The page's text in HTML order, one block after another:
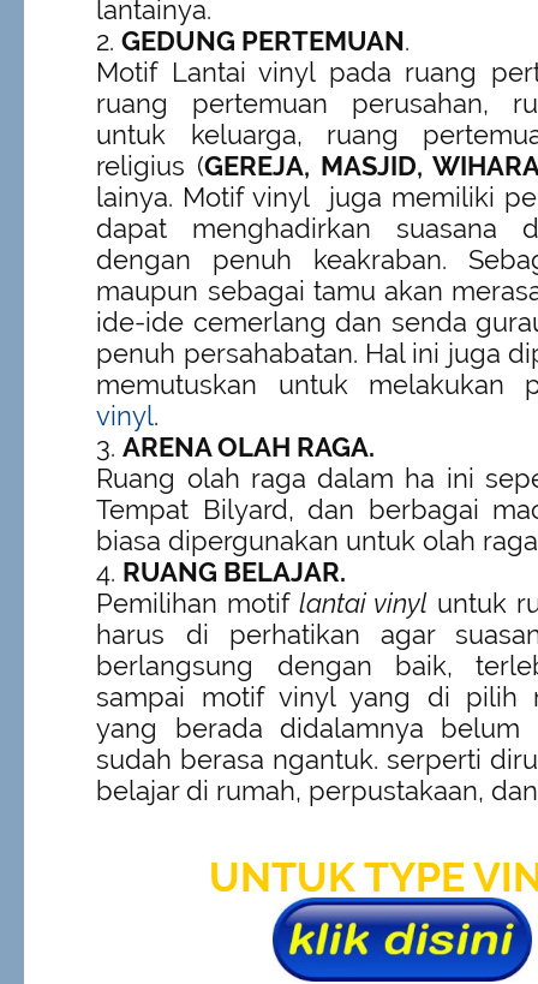
lantainya.
GEDUNG PERTEMUAN .
Motif Lantai vinyl pada ruang
ruang pertemuan perusahan,
untuk keluarga, ruang
religius (GEREJA, MASJID,
lainya. Motif vinyl juga memiliki
dapat menghadirkan suasana
dengan penuh keakraban.
maupun sebagai tamu akan
ide-ide cemerlang dan senda
penuh persahabatan. Hal ini juga
memutuskan untuk melakukan
vinyl.
ARENA OLAH RAGA.
Ruang olah raga dalam ha ini
Tempat Bilyard, dan berbagai
biasa dipergunakan untuk olah
RUANG BELAJAR.
Pemilihan motiflantai vinyl untuk
harus di perhatikan agar
berlangsung dengan baik,
sampai motif vinyl yang di pilih
yang berada didalamnya belum
sudah berasa ngantuk. serperti
belajar di rumah, perpustakaan,
UNTUK TYPE